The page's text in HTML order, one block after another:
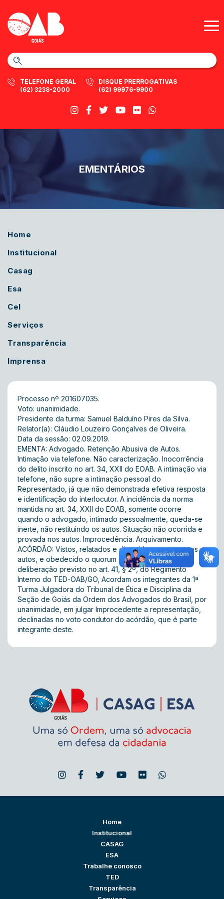
TELEFONE GERAL
(62) 3238-2000
DISQUE PRERROGATIVAS
(62) 99976-9900
EMENTÁRIOS
Home
Institucional
Casag
Esa
Cel
Serviços
Transparência
Imprensa
Processo nº 201607035.
Voto: unanimidade.
Presidente da turma: Samuel Balduíno Pires da Silva.
Relator(a): Cláudio Louzeiro Gonçalves de Oliveira.
Data da sessão: 02.09.2019.
EMENTA: Advogado. Retenção Abusiva de Autos.
Intimação via telefone. Não caracterização. Inocorrência
do delito inscrito no art. 34, XXII do EOAB. A intimação via
telefone, não supre a intimação pessoal do
Representado, já que não demonstrada efetiva resposta
e identificação do interlocutor. A incidência da norma
mantida no art. 34, XXII do EOAB, somente ocorre
quando o advogado, intimado pessoalmente, queda-se
inerte, não restituindo os autos. Situação não ocorrida e
provada nos autos. Improcedência. Arquivamento.
ACÓRDÃO: Vistos, relatados e discutidos os presentes
autos, e obedecido o quorum de instalação e
deliberação previsto no art. 41, § 2º, do Regimento
Interno do TED-OAB/GO, Acordam os integrantes da 1ª
Turma Julgadora do Tribunal de Ética e Disciplina da
Seção de Goiás da Ordem dos Advogados do Brasil, por
unanimidade, em julgar Improcedente a representação,
declinadas no voto condutor do acórdão, que é parte
integrante deste.
Home
Institucional
CASAG
ESA
Trabalhe conosco
TED
Transparência